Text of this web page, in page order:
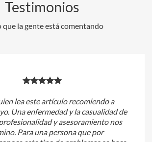
Testimonios
que la gente está comentando
lea este artículo recomiendo a
Una enfermedad y la casualidad de
y asesoramiento nos
Para una persona que por